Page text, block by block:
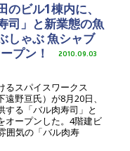
ビル1棟内に、
司」と新業態の魚
しゃぶ 魚シャブ
プン！
2010.09.03
るスパイスワークス
野亘氏）が8月20日、
する「バル肉寿司」と
オープンした。4階建ビ
囲気の「バル肉寿